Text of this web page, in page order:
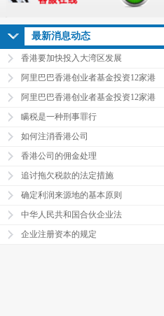
最新消息动态
香港要加快投入大湾区发展
阿里巴巴香港创业者基金投资12家港
阿里巴巴香港创业者基金投资12家港
瞒税是一种刑事罪行
如何注消香港公司
香港公司的佣金处理
追讨拖欠税款的法定措施
确定利润来源地的基本原则
中华人民共和国合伙企业法
企业注册资本的规定